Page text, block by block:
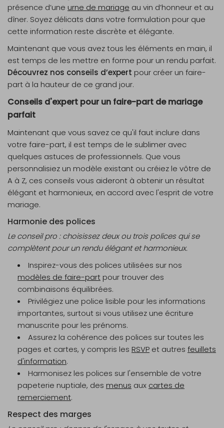
présence d’une urne de mariage au vin d’honneur et au
dîner. Soyez délicats dans votre formulation pour que
cette information reste discrète et élégante.
Maintenant que vous avez tous les éléments en main, il
est temps de les mettre en forme pour un rendu parfait.
Découvrez nos conseils d’expert pour créer un faire-
part à la hauteur de ce grand jour.
Conseils d'expert pour un faire-part de mariage
parfait
Maintenant que vous savez ce qu'il faut inclure dans
votre faire-part, il est temps de le sublimer avec
quelques astuces de professionnels. Que vous
personnalisiez un modèle existant ou créiez le vôtre de
A à Z, ces conseils vous aideront à obtenir un résultat
élégant et harmonieux, en accord avec l'esprit de votre
mariage.
Harmonie des polices
Le conseil pro : choisissez deux ou trois polices qui se
complètent pour un rendu élégant et harmonieux.
Inspirez-vous des polices utilisées sur nos
modèles de faire-part pour trouver des
combinaisons équilibrées.
Privilégiez une police lisible pour les informations
importantes, surtout si vous utilisez une écriture
manuscrite pour les prénoms.
Assurez la cohérence des polices sur toutes les
pages et cartes, y compris les RSVP et autres feuillets
d'information.
Harmonisez les polices sur l'ensemble de votre
papeterie nuptiale, des menus aux cartes de
remerciement.
Respect des marges